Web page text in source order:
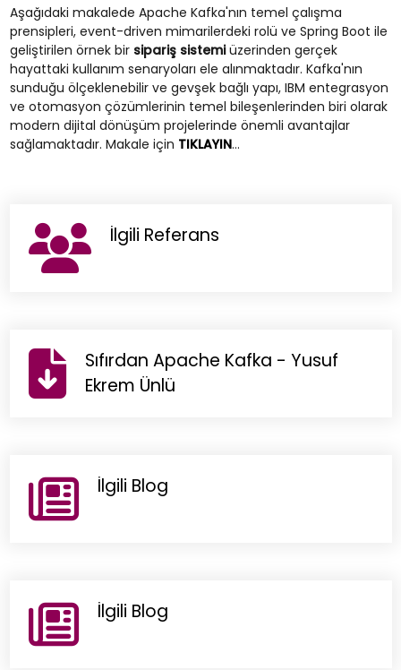
Aşağıdaki makalede Apache Kafka'nın temel çalışma
prensipleri, event-driven mimarilerdeki rolü ve Spring Boot ile
geliştirilen örnek bir sipariş sistemiüzerinden gerçek
hayattaki kullanım senaryoları ele alınmaktadır. Kafka'nın
sunduğu ölçeklenebilir ve gevşek bağlı yapı, IBM entegrasyon
ve otomasyon çözümlerinin temel bileşenlerinden biri olarak
modern dijital dönüşüm projelerinde önemli avantajlar
sağlamaktadır. Makale için TIKLAYIN...
İlgili Referans
Sıfırdan Apache Kafka - Yusuf
Ekrem Ünlü
İlgili Blog
İlgili Blog